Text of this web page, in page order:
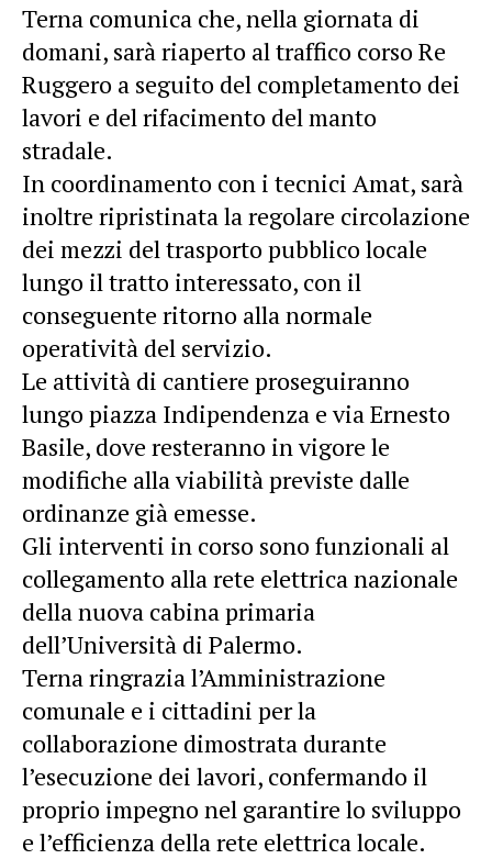
Terna comunica che, nella giornata di
domani, sarà riaperto altraffico corso Re
Ruggero a seguito del completamento dei
lavori e del rifacimento del manto
stradale.
In coordinamento con i tecnici Amat, sarà
inoltre ripristinata la regolare circolazione
dei mezzi del trasporto pubblico locale
lungo il tratto interessato, con il
conseguente ritorno alla normale
operatività del servizio.
Le attività di cantiere proseguiranno
lungo piazza Indipendenza e via Ernesto
Basile, dove resteranno in vigore le
modifiche alla viabilità previste dalle
ordinanze già emesse.
Gli interventi in corso sono funzionali al
collegamento alla rete elettrica nazionale
della nuova cabina primaria
dell’Università di Palermo.
Terna ringrazia l’Amministrazione
comunale e i cittadini per la
collaborazione dimostrata durante
l’esecuzione dei lavori, confermando il
proprio impegno nel garantire lo sviluppo
e l’efficienza della rete elettrica locale.